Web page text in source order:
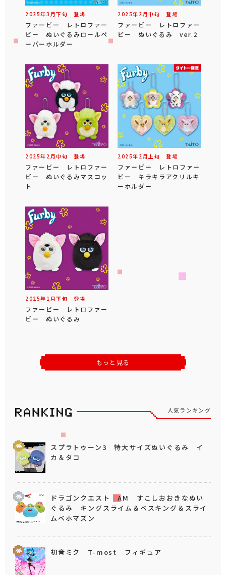
2025年3 月下旬 登場
ファービー レトロファー
ビー ぬいぐるみロールペ
ーパーホルダー
2025年 2 月中旬 登場
ファービー レトロファー
ビー ぬいぐるみ ver.2
2025年 2 月中旬 登場
ファービー レトロファー
ビー ぬいぐるみマスコッ
ト
2025年 2 月 上旬 登場
ファービー レトロファー
ビー キラキラアクリルキ
ーホルダー
2025年 1 月下旬 登場
ファービー レトロファー
ビー ぬいぐるみ
もっと見る
人気ランキング
スプラトゥーン3 特大サイズぬいぐるみ イ
カ＆タコ
ドラゴンクエスト AM すこしおおきなぬい
ぐるみ キングスライム＆ベスキング＆スライ
ムベホマズン
初音ミク T-most フィギュア